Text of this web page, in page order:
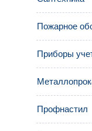
Пожарное
Приборы
Профнастил